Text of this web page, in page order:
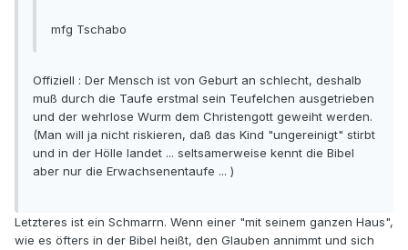
mfg Tschabo
Offiziell : Der Mensch ist von Geburt an schlecht, deshalb
muß durch die Taufe erstmal sein Teufelchen ausgetrieben
und der wehrlose Wurm dem Christengott geweiht werden.
(Man will ja nicht riskieren, daß das Kind "ungereinigt" stirbt
und in der Hölle landet ... seltsamerweise kennt die Bibel
aber nur die Erwachsenentaufe ... )
Letzteres ist ein Schmarrn. Wenn einer "mit seinem ganzen Haus",
wie es öfters in der Bibel heißt, den Glauben annimmt und sich